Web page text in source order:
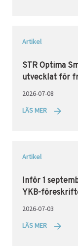
Artikel
STR Optima
utvecklat för
2026-07-08
LÄS MER
Artikel
Inför 1
YKB-
2026-07-03
LÄS MER